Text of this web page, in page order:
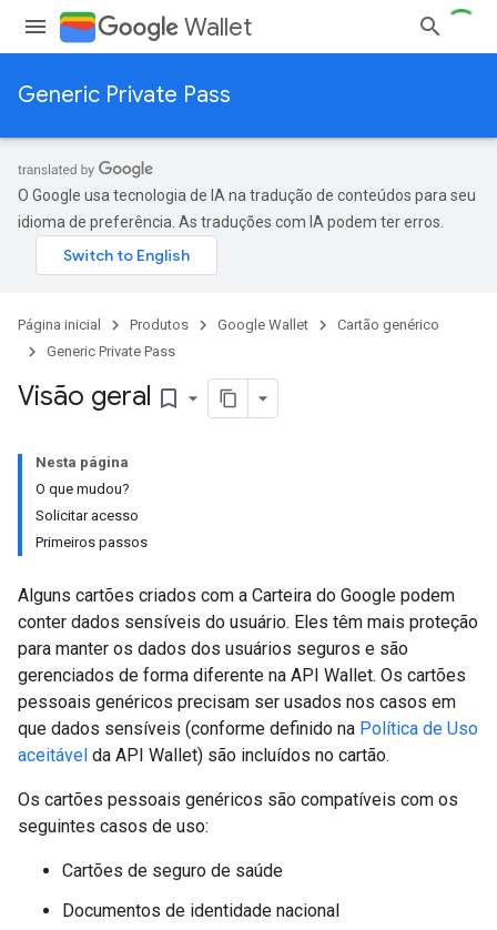
Wallet
Generic Private Pass
O Google usa tecnologia de IA na tradução de conteúdos para seu
idioma de preferência. As traduções com IA podem ter erros.
Página inicial Produtos Google Wallet
Cartão genérico
Generic Private Pass
Visão geral bookmark_border
Nesta página
O que mudou?
Solicitar acesso
Primeiros passos
Alguns cartões criados com a Carteira do Google podem
conter dados sensíveis do usuário. Eles têm mais proteção
para manter os dados dos usuários seguros e são
gerenciados de forma diferente na API Wallet. Os cartões
pessoais genéricos precisam ser usados nos casos em
que dados sensíveis (conforme definido na Política de Uso
aceitável da API Wallet) são incluídos no cartão.
Os cartões pessoais genéricos são compatíveis com os
seguintes casos de uso:
Cartões de seguro de saúde
Documentos de identidade nacional